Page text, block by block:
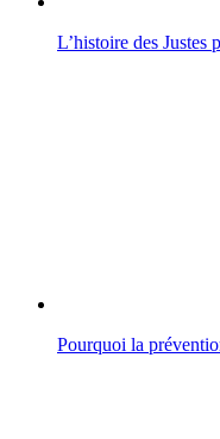
L’histoire des
Pourquoi la